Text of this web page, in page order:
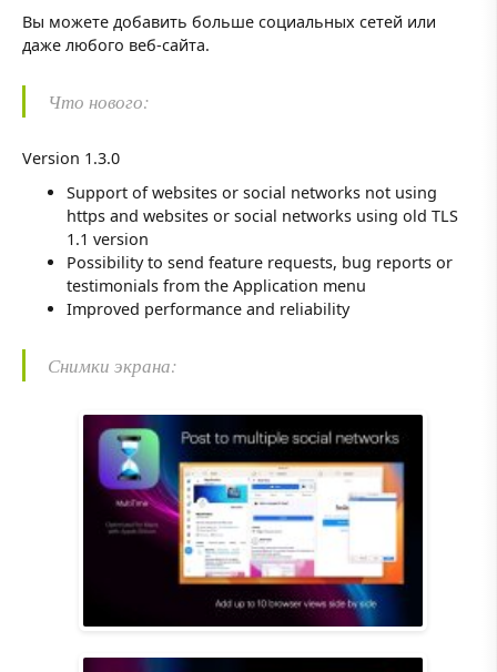
Вы можете добавить больше социальных сетей или
даже любого веб-сайта.
Что нового:
Version 1.3.0
Support of websites or social networks not using
https and websites or social networks using old TLS
1.1 version
Possibility to send feature requests, bug reports or
testimonials from the Application menu
Improved performance and reliability
Снимки экрана: